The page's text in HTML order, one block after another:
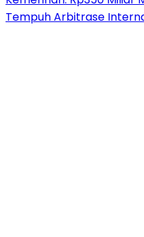
Tempuh Arbitrase